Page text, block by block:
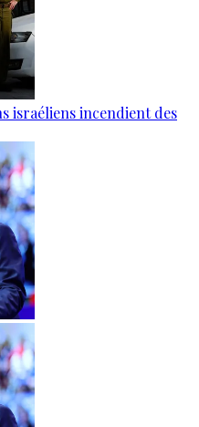
israéliens incendient des